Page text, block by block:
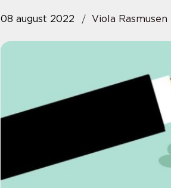
08 august 2022 Viola Rasmusen